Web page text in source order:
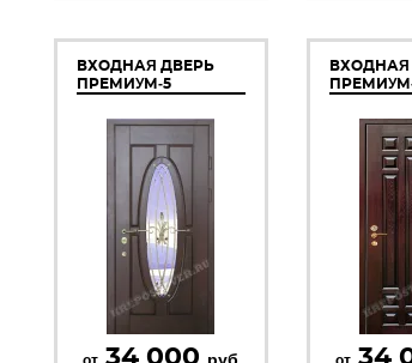
ВХОДНАЯ ДВЕРЬ
ПРЕМИУМ-5
34 000
ВХОДНАЯ
34